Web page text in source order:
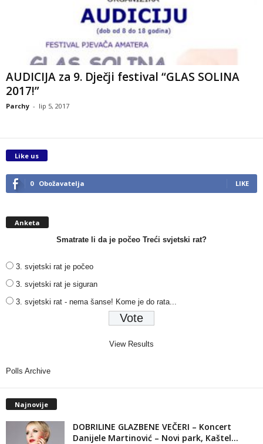
AUDICIJA za 9. Dječji festival “GLAS SOLINA
2017!”
Parchy - lip 5, 2017
Like us
0 Obožavatelja LIKE
Anketa
Smatrate li da je počeo Treći svjetski rat?
3. svjetski rat je počeo
3. svjetski rat je siguran
3. svjetski rat - nema šanse! Kome je do rata...
View Results
Polls Archive
Najnovije
DOBRILINE GLAZBENE VEČERI – Koncert
Danijele Martinović – Novi park, Kaštel...